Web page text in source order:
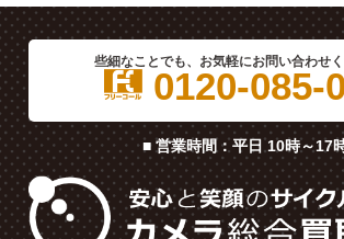
些細なことでも、お気軽にお問い合わせく
0120-085-
■ 営業時間：平日 10時～17